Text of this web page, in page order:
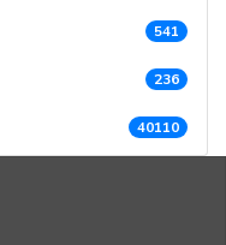
541
236
40110